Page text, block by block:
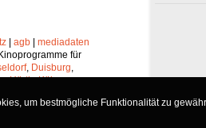
| agb| mediadaten
für
, Duisburg
,Hürth,Köln,
um bestmögliche Funktionalität zu